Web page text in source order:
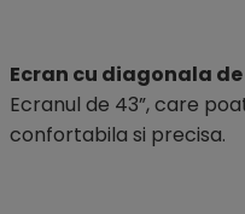
Ecran cu diagonala de
Ecranul de 43”, care
confortabila si precisa.